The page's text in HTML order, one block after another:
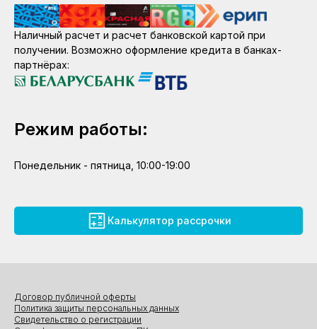
Наличный расчет и расчет банковской картой при
получении. Возможно оформление кредита в банках-
партнёрах:
Режим работы:
Понедельник - пятница, 10:00-19:00
Калькулятор рассрочки
Договор публичной оферты
Политика защиты персональных данных
Свидетельство о регистрации